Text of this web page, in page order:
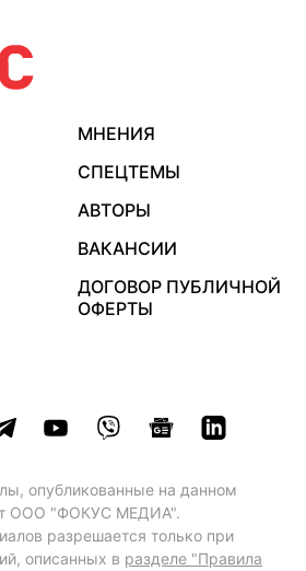
МНЕНИЯ
СПЕЦТЕМЫ
АВТОРЫ
ВАКАНСИИ
ДОГОВОР ПУБЛИЧНОЙ
ОФЕРТЫ
опубликованные на данном
ООО "ФОКУС МЕДИА".
разрешается только при
описанных в разделе "Правила